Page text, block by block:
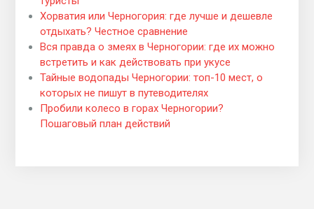
Хорватия или Черногория: где лучше и дешевле
отдыхать? Честное сравнение
Вся правда о змеях в Черногории: где их можно
встретить и как действовать при укусе
Тайные водопады Черногории: топ-10 мест, о
которых не пишут в путеводителях
Пробили колесо в горах Черногории?
Пошаговый план действий